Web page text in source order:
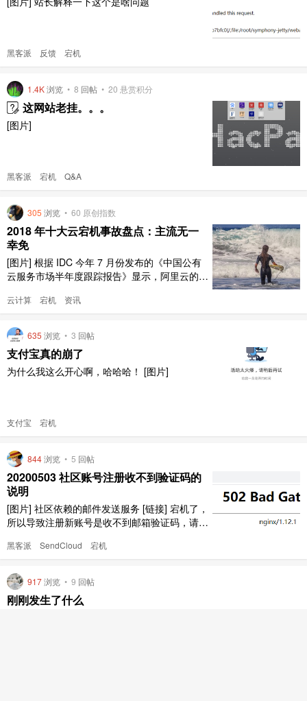
黑客派 反馈 宕机
1.4K浏览 • 8 回帖 • 20 悬赏积分
这网站老挂。。。
[图片]
黑客派 宕机 Q&A
305 浏览 • 60 原创指数
2018 年十大云宕机事故盘点：主流无一
幸免
[图片] 根据 IDC 今年 7 月份发布的《中国公有
云服务市场半年度跟踪报告》显示，阿里云的市
市场，根据 Gartner 最新数据显示，亚马逊 AW
位，占比 13.3%；阿里云位列第三位，占比 4.
6%；谷歌 Cl ..
云计算 宕机 资讯
635 浏览 • 3 回帖
支付宝真的崩了
为什么我这么开心啊，哈哈哈！ [图片]
支付宝 宕机
844浏览 • 5 回帖
20200503 社区账号注册收不到验证码的
说明
[图片] 社区依赖的邮件发送服务 [链接] 宕机了，
所以导致注册新账号是收不到邮箱验证码，请大
黑客派 SendCloud 宕机
917浏览 • 9 回帖
刚刚发生了什么